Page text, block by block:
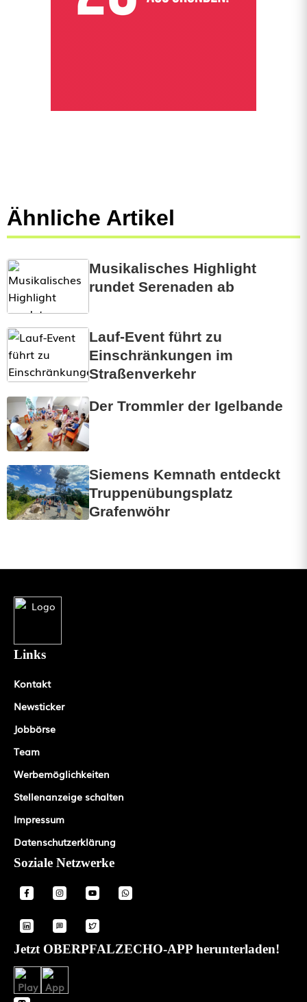
Ähnliche Artikel
Musikalisches Highlight
rundet Serenaden ab
Lauf-Event führt zu
Einschränkungen im
Straßenverkehr
Der Trommler der Igelbande
Siemens Kemnath entdeckt
Truppenübungsplatz
Grafenwöhr
Links
Kontakt
Newsticker
Jobbörse
Team
Werbemöglichkeiten
Stellenanzeige schalten
Impressum
Datenschutzerklärung
Soziale Netzwerke
Jetzt OBERPFALZECHO-APP herunterladen!